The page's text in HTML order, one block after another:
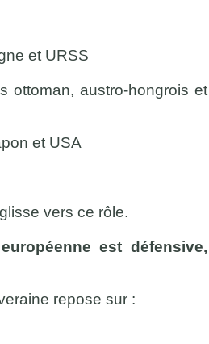
et URSS
ottoman, austro-hongrois et
et USA
vers ce rôle.
est défensive,
repose sur :